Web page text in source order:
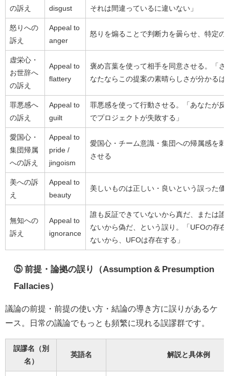
の訴え
disgust
それは間違っているに違いない」
怒りへの
訴え
Appeal to
anger
怒りを煽ることで判断力を曇らせ、特定の
虚栄心・
お世辞へ
の訴え
Appeal to
flattery
褒め言葉を使って相手を同意させる。「さ
なたならこの提案の素晴らしさが分かるは
罪悪感へ
の訴え
Appeal to
guilt
罪悪感を使って行動させる。「あなたが反
でプロジェクトが失敗する」
愛国心・
集団帰属
への訴え
Appeal to
pride /
jingoism
愛国心・チーム意識・集団への帰属感を刺
させる
美への訴
え
Appeal to
beauty
美しいものは正しい・良いという誤った価
無知への
訴え
Appeal to
ignorance
誰も反証できていないから真だ、または誰
ないから偽だ、という誤り。「UFOの存在
ないから、UFOは存在する」
⑤ 前提・論拠の誤り（Assumption & Presumption
Fallacies）
議論の前提・前提の使い方・結論の導き方に誤りがあるケ
ース。日常の議論でもっとも頻繁に現れる誤謬群です。
誤謬名（別
名）
英語名 解説と具体例